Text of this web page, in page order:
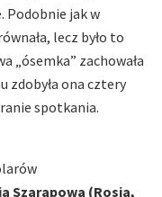
Podobnie jak w
lecz było to
„ósemka” zachowała
zdobyła ona cztery
spotkania.
Szarapowa (Rosja,